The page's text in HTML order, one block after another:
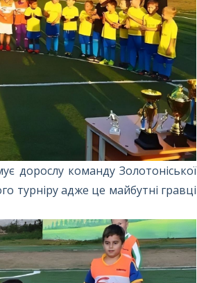
дорослу команду Золотоніської
турніру адже це майбутні гравці